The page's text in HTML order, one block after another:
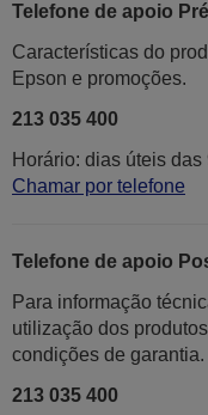
Telefone de apoio
Características do
Epson e promoções.
213 035 400
Horário: dias úteis
Chamar por telefone
Telefone de apoio
Para informação
utilização dos
condições de garantia.
213 035 400